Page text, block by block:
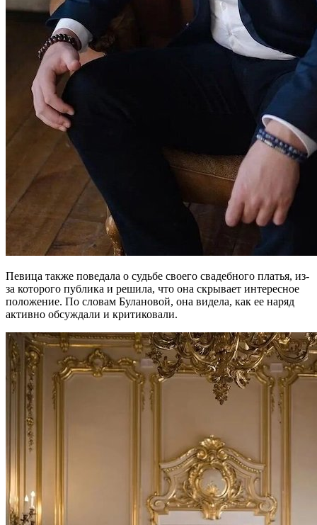
Певица также поведала о судьбе своего свадебного платья, из-
за которого публика и решила, что она скрывает интересное
положение. По словам Булановой, она видела, как ее наряд
активно обсуждали и критиковали.